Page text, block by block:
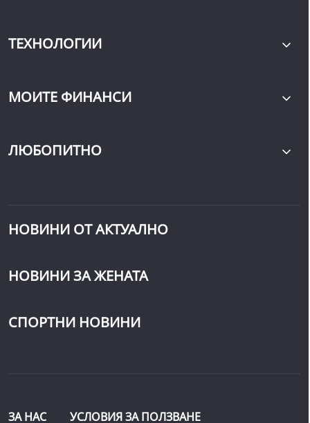
ТЕХНОЛОГИИ
МОИТЕ ФИНАНСИ
ЛЮБОПИТНО
НОВИНИ ОТ АКТУАЛНО
НОВИНИ ЗА ЖЕНАТА
СПОРТНИ НОВИНИ
ЗА НАС УСЛОВИЯ ЗА ПОЛЗВАНЕ